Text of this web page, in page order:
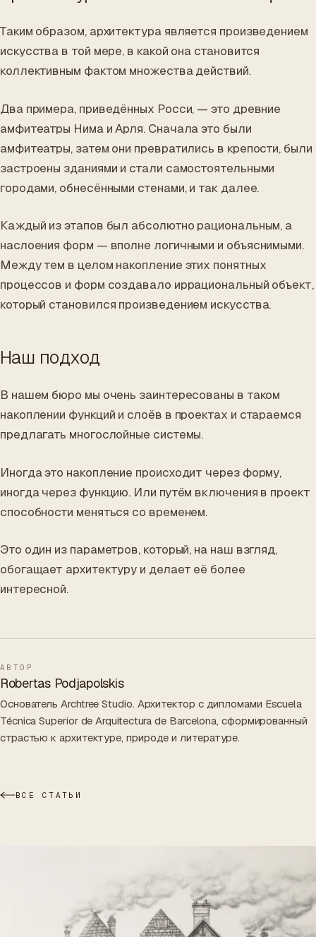
Таким образом, архитектура является произведением
искусства в той мере, в какой она становится
коллективным фактом множества действий.
Два примера, приведённых Росси, — это древние
амфитеатры Нима и Арля. Сначала это были
амфитеатры, затем они превратились в крепости, были
застроены зданиями и стали самостоятельными
городами, обнесёнными стенами, и так далее.
Каждый из этапов был абсолютно рациональным, а
наслоения форм — вполне логичными и объяснимыми.
Между тем в целом накопление этих понятных
процессов и форм создавало иррациональный объект,
который становился произведением искусства.
Наш подход
В нашем бюро мы очень заинтересованы в таком
накоплении функций и слоёв в проектах и стараемся
предлагать многослойные системы.
Иногда это накопление происходит через форму,
иногда через функцию. Или путём включения в проект
способности меняться со временем.
Это один из параметров, который, на наш взгляд,
обогащает архитектуру и делает её более
интересной.
АВТОР
Robertas Podjapolskis
Основатель Archtree Studio. Архитектор с дипломами Escuela
Técnica Superior de Arquitectura de Barcelona, сформированный
страстью к архитектуре, природе и литературе.
ВСЕ СТАТЬИ